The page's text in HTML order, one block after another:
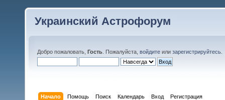
Украинский Астрофорум
Добро пожаловать, Гость . Пожалуйста, войдите или зарегистрируйтесь
Начало Помощь Поиск Календарь Вход Регистрация